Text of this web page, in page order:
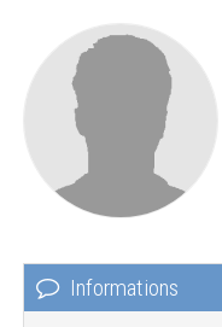
Informations